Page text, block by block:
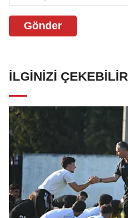
Gönder
İLGINIZI ÇEKEBILIR